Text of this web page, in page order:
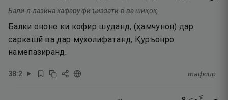
Бали-л-лазӣна кафару фӣ ъиззати-в ва шиқоқ.
Балки ононе ки кофир шуданд, (ҳамчунон) дар
саркашӣ ва дар мухолифатанд, Қуръонро
намепазиранд.
38:2 тафсир